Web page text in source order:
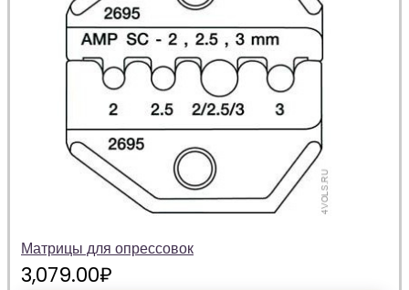
Матрицы для опрессовок
3,079.00₽